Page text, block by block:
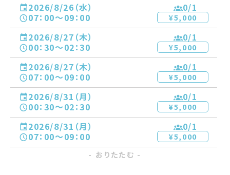
2026/8/26（水）
07：00〜09：00
0/1
¥5,000
2026/8/27（木）
00：30〜02：30
0/1
¥5,000
2026/8/27（木）
07：00〜09：00
0/1
¥5,000
2026/8/31（月）
00：30〜02：30
0/1
¥5,000
2026/8/31（月）
07：00〜09：00
0/1
¥5,000
- おりたたむ -